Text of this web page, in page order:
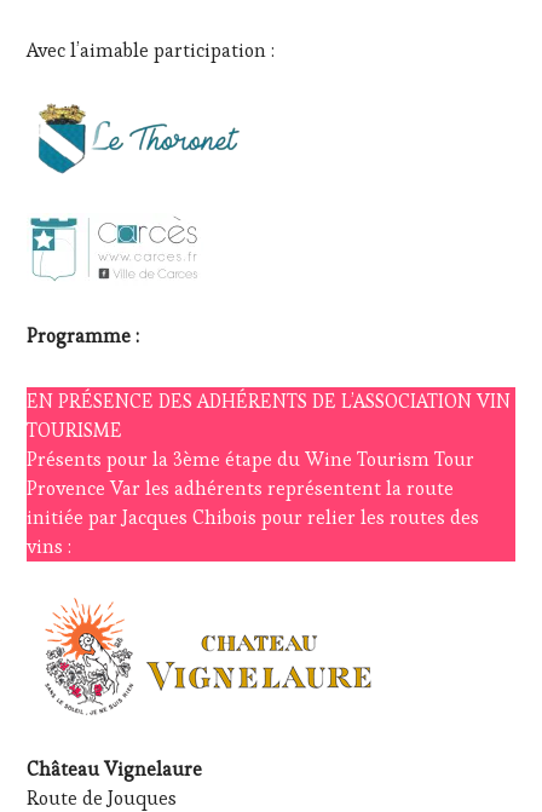
Avec l’aimable participation :
Programme :
EN PRÉSENCE DES ADHÉRENTS DE L’ASSOCIATION VIN
TOURISME
Présents pour la 3ème étape du Wine Tourism Tour
Provence Var les adhérents représentent la route
initiée par Jacques Chibois pour relier les routes des
vins :
Château Vignelaure
Route de Jouques